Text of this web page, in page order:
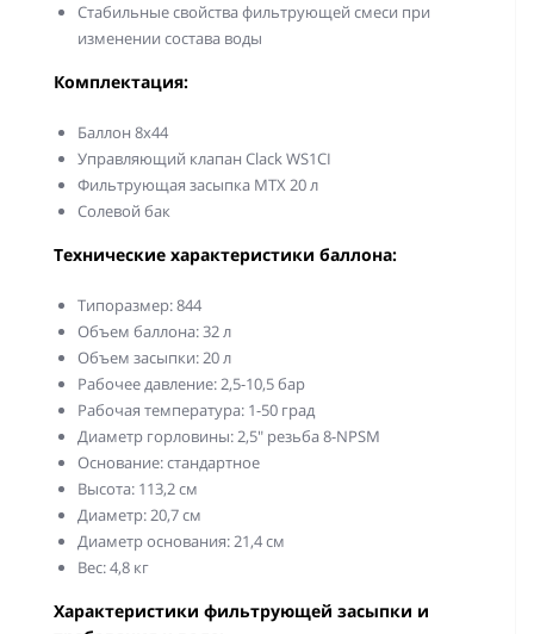
Стабильные свойства фильтрующей смеси при
изменении состава воды
Комплектация:
Баллон 8х44
Управляющий клапан Clack WS1CI
Фильтрующая засыпка MTX 20 л
Солевой бак
Технические характеристики баллона:
Типоразмер: 844
Объем баллона: 32 л
Объем засыпки: 20 л
Рабочее давление: 2,5-10,5 бар
Рабочая температура: 1-50 град
Диаметр горловины: 2,5" резьба 8-NPSM
Основание: стандартное
Высота: 113,2 см
Диаметр: 20,7 см
Диаметр основания: 21,4 см
Вес: 4,8 кг
Характеристики фильтрующей засыпки и